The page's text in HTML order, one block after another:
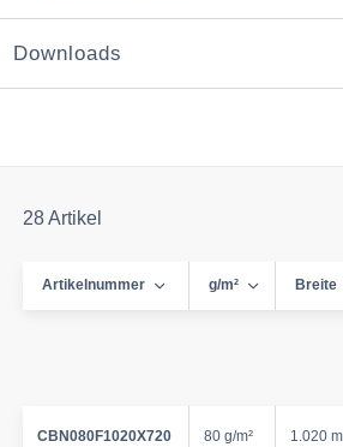
Downloads
28 Artikel
Artikelnummer g/m² Breite
CBN080F1020X720 80 g/m² 1.020